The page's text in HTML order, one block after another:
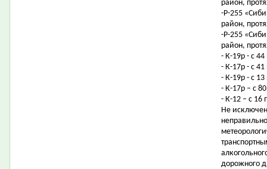
район,
-Р-255
район,
-Р-255
район,
- К-19р - с
- К-17р - с
- К-19р - с
- К-17р – с
- К-12 – с 16
Не
дорожного